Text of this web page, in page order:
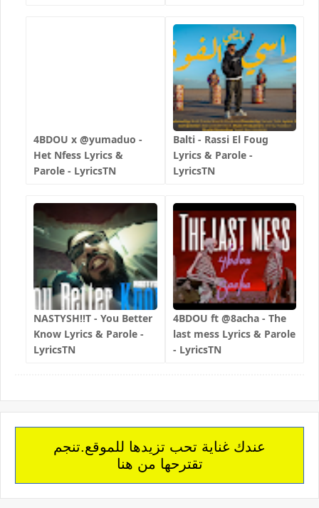
4BDOU x ‪@yumaduo‬ -
Het Nfess Lyrics &
Parole - LyricsTN
Balti - Rassi El Foug
Lyrics & Parole -
LyricsTN
NASTYSH!!T - You Better
Know Lyrics & Parole -
LyricsTN
4BDOU ft ‪@8acha‬ - The
last mess Lyrics & Parole
- LyricsTN
عندك غناية تحب تزيدها للموقع.تنجم
تقترحها من هنا